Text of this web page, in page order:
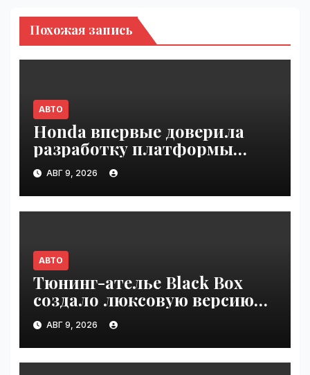
Похожая запись
АВТО
Honda впервые доверила
разработку платформы
индийской компании Tata
Technologies | VseTime.ru
АВГ 9, 2026
АВТО
Тюнинг-ателье Black Box
создало люксовую версию
Land Cruiser 70 | VseTime.ru
АВГ 9, 2026